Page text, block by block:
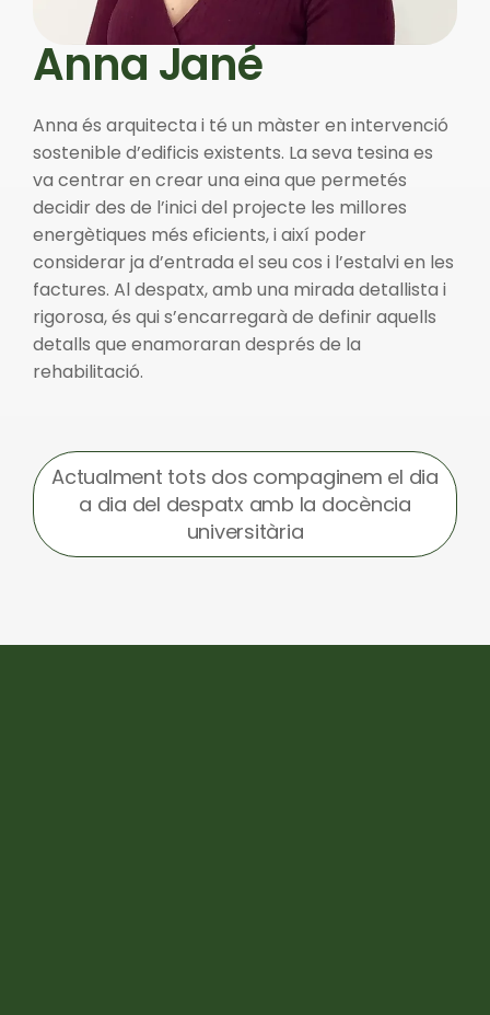
Anna Jané
Anna és arquitecta i té un màster en intervenció
sostenible d’edificis existents. La seva tesina es
va centrar en crear una eina que permetés
decidir des de l’inici del projecte les millores
energètiques més eficients, i així poder
considerar ja d’entrada el seu cos i l’estalvi en les
factures. Al despatx, amb una mirada detallista i
rigorosa, és qui s’encarregarà de definir aquells
detalls que enamoraran després de la
rehabilitació.
Actualment tots dos compaginem el dia
a dia del despatx amb la docència
universitària